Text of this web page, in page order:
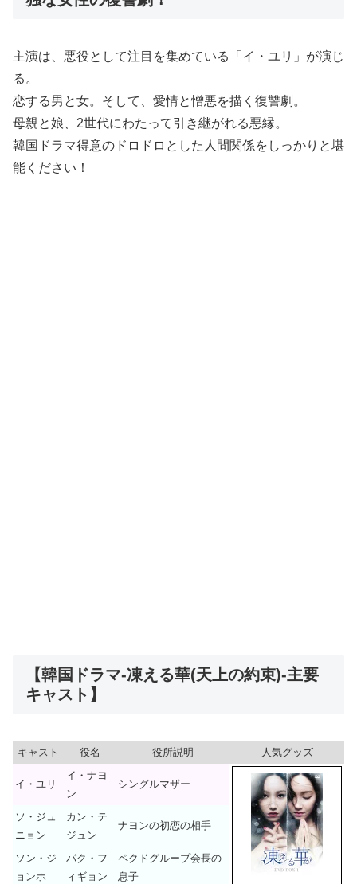
主演は、悪役として注目を集めている「イ・ユリ」が演じ
る。
恋する男と女。そして、愛情と憎悪を描く復讐劇。
母親と娘、2世代にわたって引き継がれる悪縁。
韓国ドラマ得意のドロドロとした人間関係をしっかりと堪
能ください！
【韓国ドラマ-凍える華(天上の約束)-主要
キャスト】
キャスト 役名 役所説明 人気グッズ
イ・ユリ
イ・ナヨ
ン
シングルマザー
ソ・ジュ
ニョン
カン・テ
ジュン
ナヨンの初恋の相手
ソン・ジ
ョンホ
パク・フ
ィギョン
ペクドグループ会長の
息子